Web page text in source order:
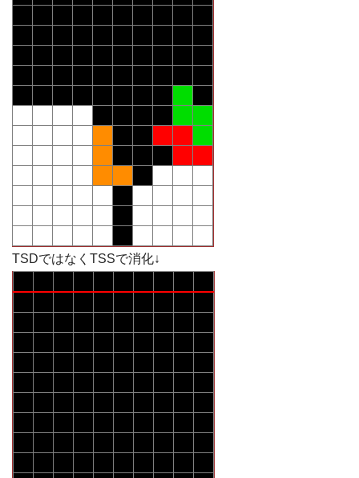
TSDではなくTSSで消化↓